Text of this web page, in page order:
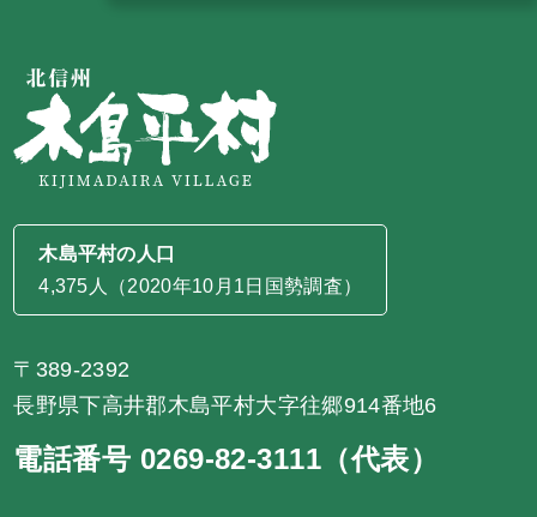
木島平村の人口
4,375人（2020年10月1日国勢調査）
〒389-2392
長野県下高井郡木島平村大字往郷914番地6
電話番号 0269-82-3111（代表）